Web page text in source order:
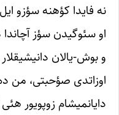
نه فایدا کؤهنه سؤزو
او سئوگیدن سؤز آچاندا
و بوش-یالان
اوزاتدی صؤحبتی، من
دایانمیشام زوپویور